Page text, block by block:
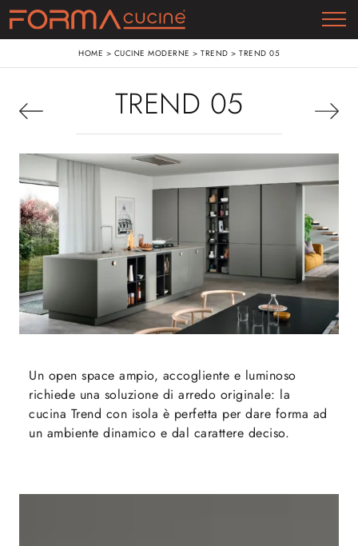
HOME > CUCINE MODERNE > TREND > TREND 05
TREND 05
Un open space ampio, accogliente e luminoso
richiede una soluzione di arredo originale: la
cucina Trend con isola è perfetta per dare forma ad
un ambiente dinamico e dal carattere deciso.